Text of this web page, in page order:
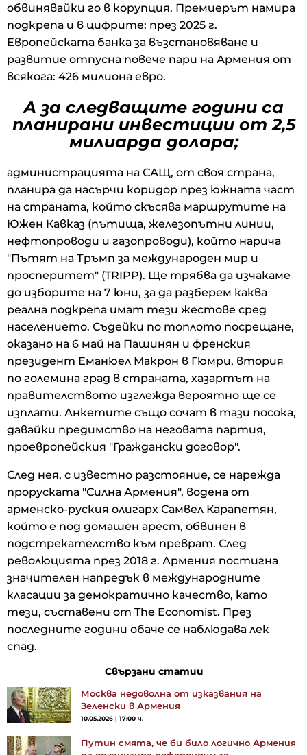
обвинявайки го в корупция. Премиерът намира
подкрепа и в цифрите: през 2025 г.
Европейската банка за възстановяване и
развитие отпусна повече пари на Армения от
всякога: 426 милиона евро.
А за следващите години са
планирани инвестиции от 2,5
милиарда долара;
администрацията на САЩ, от своя страна,
планира да насърчи коридор през южната част
на страната, който скъсява маршрутите на
Южен Кавказ (пътища, железопътни линии,
нефтопроводи и газопроводи), който нарича
"Пътят на Тръмп за международен мир и
просперитет" (TRIPP). Ще трябва да изчакаме
до изборите на 7 юни, за да разберем каква
реална подкрепа имат тези жестове сред
населението. Съдейки по топлото посрещане,
оказано на 6 май на Пашинян и френския
президент Еманюел Макрон в Гюмри, втория
по големина град в страната, хазартът на
правителството изглежда вероятно ще се
изплати. Анкетите също сочат в тази посока,
давайки предимство на неговата партия,
проевропейския "Граждански договор".
След нея, с известно разстояние, се нарежда
проруската "Силна Армения", водена от
арменско-руския олигарх Самвел Карапетян,
който е под домашен арест, обвинен в
подстрекателство към преврат. След
революцията през 2018 г. Армения постигна
значителен напредък в международните
класации за демократично качество, като
тези, съставени от The Economist. През
последните години обаче се наблюдава лек
спад.
Свързани статии
Москва недоволна от изказвания на
Зеленски в Армения
10.05.2026 | 17:00 ч.
Путин смята, че би било логично Армения